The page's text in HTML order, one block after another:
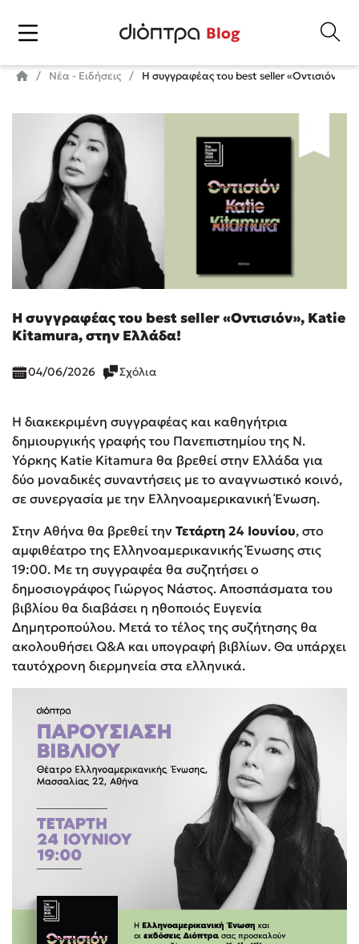
Blog
Νέα - Ειδήσεις Η συγγραφέας του best seller «Οντισιόν»,
Η συγγραφέας του best seller «Οντισιόν», Katie
Kitamura, στην Ελλάδα!
04/06/2026 Σχόλια
Η διακεκριμένη συγγραφέας και καθηγήτρια
δημιουργικής γραφής του Πανεπιστημίου της Ν.
Υόρκης Katie Kitamura θα βρεθεί στην Ελλάδα για
δύο μοναδικές συναντήσεις με το αναγνωστικό κοινό,
σε συνεργασία με την Ελληνοαμερικανική Ένωση.
Στην Αθήνα θα βρεθεί την Τετάρτη 24 Ιουνίου, στο
αμφιθέατρο της Ελληνοαμερικανικής Ένωσης στις
19:00. Με τη συγγραφέα θα συζητήσει ο
δημοσιογράφος Γιώργος Νάστος. Αποσπάσματα του
βιβλίου θα διαβάσει η ηθοποιός Ευγενία
Δημητροπούλου. Μετά το τέλος της συζήτησης θα
ακολουθήσει Q&A και υπογραφή βιβλίων. Θα υπάρχει
ταυτόχρονη διερμηνεία στα ελληνικά.